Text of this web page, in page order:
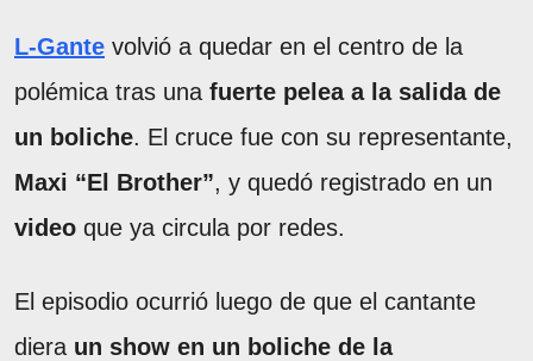
L-Gante volvió a quedar en el centro de la
polémica tras una fuerte pelea a la salida de
un boliche. El cruce fue con su representante,
Maxi “El Brother”, y quedó registrado en un
video que ya circula por redes.
El episodio ocurrió luego de que el cantante
diera un show en un boliche de la